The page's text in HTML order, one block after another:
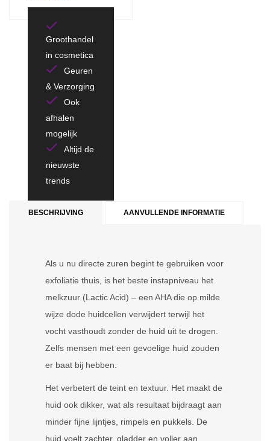
Groothandel
in cosmetica
Geuren
& Verzorging
Ook
afhalen
mogelijk
Altijd de
nieuwste
trends
BESCHRIJVING AANVULLENDE INFORMATIE
Als u nu directe zuren begint te gebruiken voor
exfoliatie thuis, is het beste instapniveau het
melkzuur (Lactic Acid) – een AHA die op milde
wijze dode huidcellen verwijdert terwijl het
vocht vasthoudt zonder de huid uit te drogen.
Zelfs mensen met een gevoelige huid zouden
er baat bij hebben.
Het verbetert de teint en textuur. Het maakt de
huid ook dikker, wat als resultaat bijdraagt aan
minder fijne lijntjes, rimpels en pukkels. De
huid voelt zachter, gladder en voller aan.